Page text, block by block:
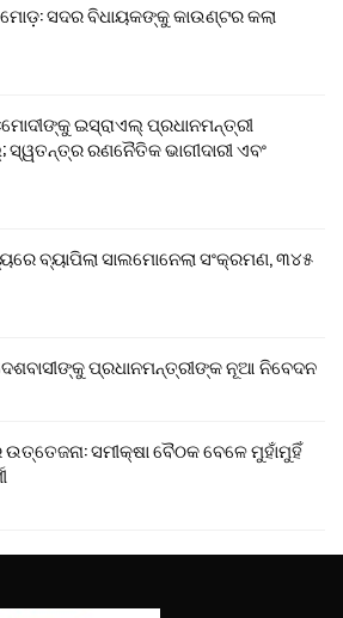
ସଦର ବିଧାୟକଙ୍କୁ କାଉଣ୍ଟର କଲା
ଇସ୍ରାଏଲ୍ ପ୍ରଧାନମନ୍ତ୍ରୀ
ରଣନୈତିକ ଭାଗୀଦାରୀ ଏବଂ
ବ୍ୟାପିଲା ସାଲମୋନେଲା ସଂକ୍ରମଣ, ୩୪୫
ପ୍ରଧାନମନ୍ତ୍ରୀଙ୍କ ନୂଆ ନିବେଦନ
ସମୀକ୍ଷା ବୈଠକ ବେଳେ ମୁହାଁମୁହିଁ